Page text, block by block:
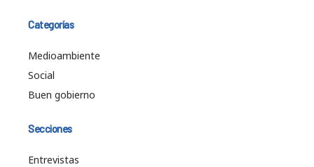
Categorías
Medioambiente
Social
Buen gobierno
Secciones
Entrevistas